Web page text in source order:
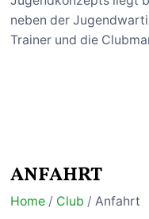
neben der
Trainer und die
ANFAHRT
Home / Club / Anfahrt